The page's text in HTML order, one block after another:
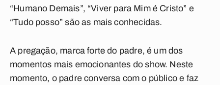
“Humano Demais”, “Viver para Mim é Cristo” e
“Tudo posso” são as mais conhecidas.
A pregação, marca forte do padre, é um dos
momentos mais emocionantes do show. Neste
momento, o padre conversa com o público e faz